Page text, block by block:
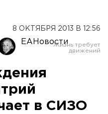
8 ОКТЯБРЯ 2013 В 12:56
ЕАНовости
в СИЗО